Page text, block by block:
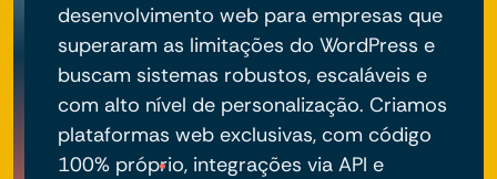
desenvolvimento web para empresas que
superaram as limitações do WordPress e
buscam sistemas robustos, escaláveis e
com alto nível de personalização. Criamos
plataformas web exclusivas, com código
100% próprio, integrações via API e